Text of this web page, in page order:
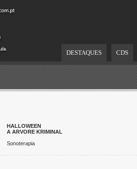
DESTAQUES CDS
HALLOWEEN
A ARVORE KRIMINAL
Sonoterapia